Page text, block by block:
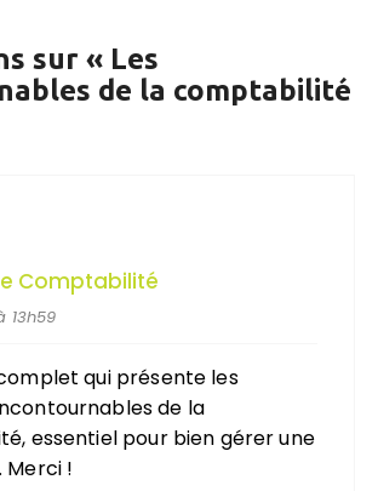
sur « Les
de la comptabilité
Comptabilité
13h59
qui présente les
de la
essentiel pour bien gérer une
!